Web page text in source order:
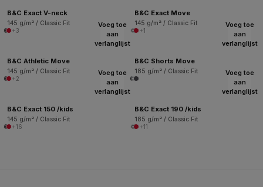
B&C Exact V-neck
145 g/m² / Classic Fit
+3
B&C Exact Move
145 g/m² / Classic Fit
+1
Voeg toe
aan
verlanglijst
B&C Athletic Move
145 g/m² / Classic Fit
+2
Voeg toe
aan
verlanglijst
B&C Shorts Move
185 g/m² / Classic Fit
Voeg toe
aan
verlanglijst
B&C Exact 150 /kids
145 g/m² / Classic Fit
+16
Voeg toe
aan
verlanglijst
B&C Exact 190 /kids
185 g/m² / Classic Fit
+11